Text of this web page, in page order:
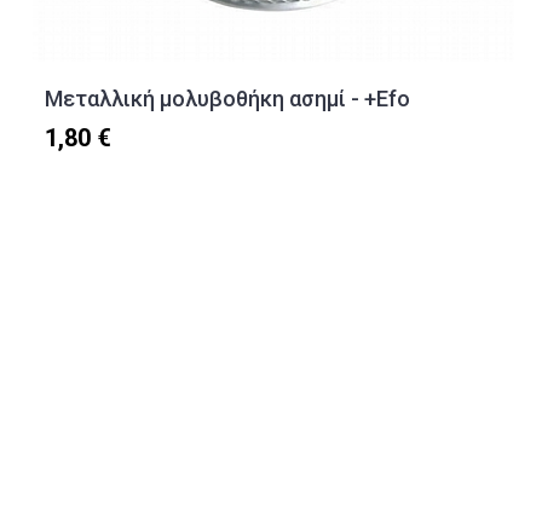
Μεταλλική μολυβοθήκη ασημί - +Efo
1,80 €